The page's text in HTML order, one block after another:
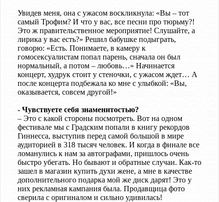
Увидев меня, она с ужасом воскликнула: «Вы – тот
самый Трофим? И что у вас, все песни про тюрьму?!
Это ж правительственное мероприятие! Слушайте, а
лирика у вас есть?» Решил бабушке подыграть,
говорю: «Есть. Понимаете, в камеру к
гомосексуалистам попал парень, сначала он был
нормальный, а потом – любовь…» Начинается
концерт, худрук стоит у стеночки, с ужасом ждет… А
после концерта подбежала ко мне с улыбкой: «Вы,
оказывается, совсем другой!»
- Чувствуете себя знаменитостью?
– Это с какой стороны посмотреть. Вот на одном
фестивале мы с Градским попали в книгу рекордов
Гиннесса, выступив перед самой большой в мире
аудиторией в 318 тысяч человек. И когда в финале все
ломанулись к нам за автографами, пришлось очень
быстро убегать. Но бывают и обратные случаи. Как-то
зашел в магазин купить духи жене, а мне в качестве
дополнительного подарка мой же диск дарят! Это у
них рекламная кампания была. Продавщица фото
сверила с оригиналом и сильно удивилась!